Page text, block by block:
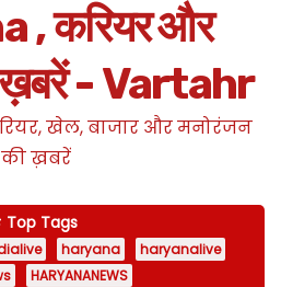
, करियर और
ख़बरें - Vartahr
खेल, बाजार और मनोरंजन
की ख़बरें
Top Tags
haryana
haryanalive
HARYANANEWS